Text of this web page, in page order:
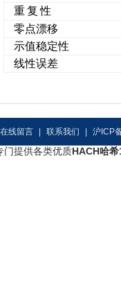
重复 性
零点漂移
示值稳定性
线性误差
在线留言 联系我们 沪ICP
门提供各类优质HACH哈